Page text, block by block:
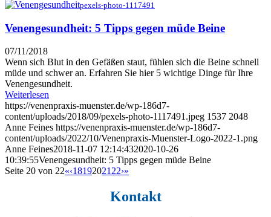
pexels-photo-1117491
Venengesundheit: 5 Tipps gegen müde Beine
07/11/2018
Wenn sich Blut in den Gefäßen staut, fühlen sich die Beine schnell
müde und schwer an. Erfahren Sie hier 5 wichtige Dinge für Ihre
Venengesundheit.
Weiterlesen
https://venenpraxis-muenster.de/wp-186d7-
content/uploads/2018/09/pexels-photo-1117491.jpeg 1537 2048
Anne Feines https://venenpraxis-muenster.de/wp-186d7-
content/uploads/2022/10/Venenpraxis-Muenster-Logo-2022-1.png
Anne Feines2018-11-07 12:14:432020-10-26
10:39:55Venengesundheit: 5 Tipps gegen müde Beine
Seite 20 von 22«‹1819202122›»
Kontakt